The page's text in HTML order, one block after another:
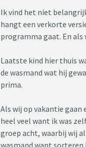
Ik vind het niet
hangt een verkorte
programma gaat. En
Laatste kind hier thuis
de wasmand wat hij
prima.
Als wij op vakantie
heel veel want ik was
groep acht, waarbij wij
wasmand want sorteren